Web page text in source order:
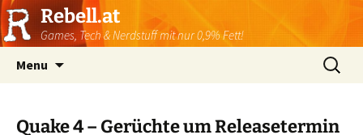
Rebell.at
Games, Tech & Nerdstuff mit nur 0,9% Fett!
Menu
Suchen
nach:
Quake 4 – Gerüchte um Releasetermin